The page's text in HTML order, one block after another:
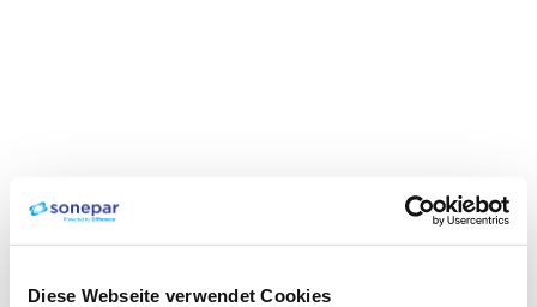
Diese Webseite verwendet Cookies